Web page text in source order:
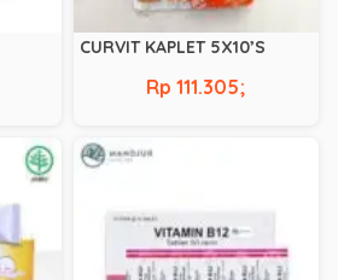
CURVIT KAPLET 5X10’S
Rp 111.305;